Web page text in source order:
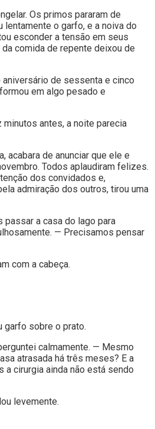
Os primos pararam de
lentamente o garfo, e a noiva do
esconder a tensão em seus
comida de repente deixou de
aniversário de sessenta e cinco
em algo pesado e
minutos antes, a noite parecia
acabara de anunciar que ele e
Todos aplaudiram felizes.
dos convidados e,
admiração dos outros, tirou uma
a casa do lago para
— Precisamos pensar
com a cabeça.
garfo sobre o prato.
calmamente. — Mesmo
atrasada há três meses? E a
a cirurgia ainda não está sendo
levemente.